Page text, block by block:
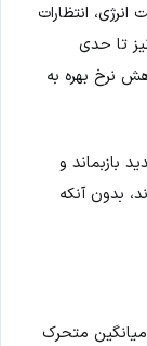
انتظارات
تا حدی
نرخ بهره به
بازبماند و
بدون آنکه
متحرک